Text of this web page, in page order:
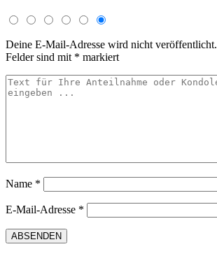
Deine E-Mail-Adresse wird nicht veröffentlicht.
Felder sind mit * markiert
Name *
E-Mail-Adresse *